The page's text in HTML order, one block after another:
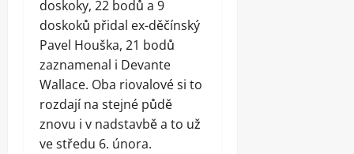
doskoky, 22 bodů a 9
doskoků přidal ex-děčínský
Pavel Houška, 21 bodů
zaznamenal i Devante
Wallace. Oba riovalové si to
rozdají na stejné půdě
znovu i v nadstavbě a to už
ve středu 6. února.